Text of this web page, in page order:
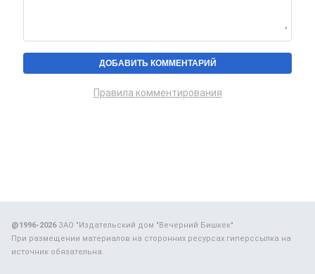
Правила комментирования
@1996-2026ЗАО "Издательский дом "Вечерний Бишкек"
При размещении материалов на сторонних ресурсах гиперссылка на
источник обязательна.